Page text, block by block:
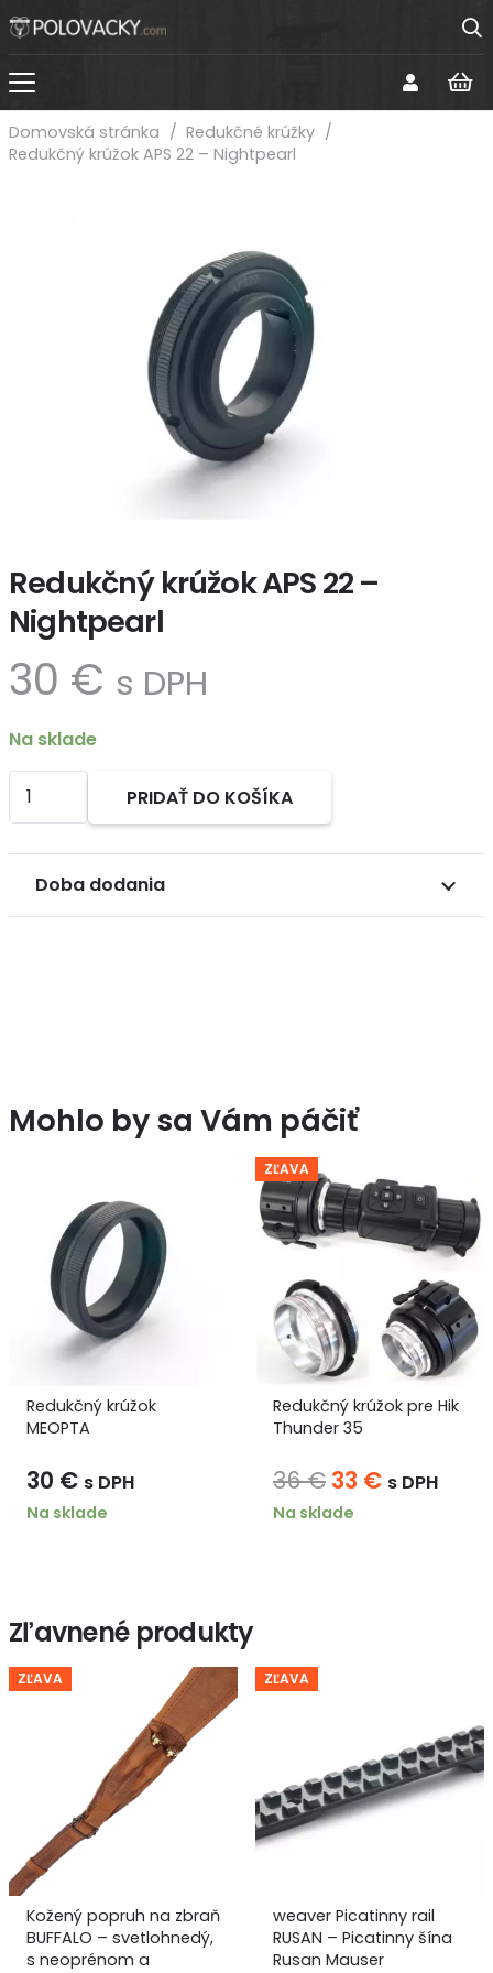
Domovská stránka / Redukčné krúžky /
Redukčný krúžok APS 22 – Nightpearl
Redukčný krúžok APS 22 –
Nightpearl
30 € s DPH
Na sklade
množstvo
Redukčný
APS
-
PRIDAŤ DO KOŠÍKA
Alternative:
Doba dodania
Mohlo by sa Vám páčiť
Redukčný krúžok
MEOPTA
30 € s DPH
Na sklade
ZĽAVA
Redukčný krúžok pre Hik
Thunder 35
36€ Pôvodná
cena
33 €Aktuálna
s DPH
Na sklade
Zľavnené produkty
ZĽAVA
Kožený popruh na zbraň
BUFFALO – svetlohnedý,
s neoprénom a
ZĽAVA
weaver Picatinny rail
RUSAN – Picatinny šína
Rusan Mauser